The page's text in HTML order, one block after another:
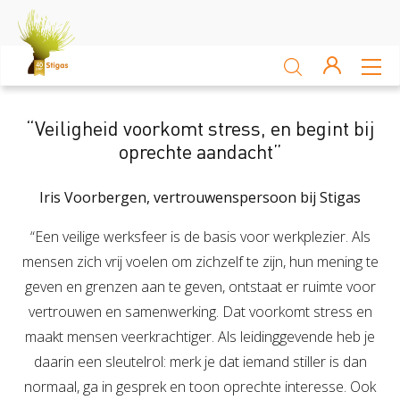
Sectoren
Akkerbouw en vollegrondsteelt Bloembollenteelt en
Veiligheid
Veiligheid
Risico Inventarisatie & Evaluatie (RIE)
Verzuim
Verzuim
Sluiten
“Veiligheid voorkomt stress, en begint bij
oprechte aandacht”
Iris Voorbergen, vertrouwenspersoon bij Stigas
“Een veilige werksfeer is de basis voor werkplezier. Als
mensen zich vrij voelen om zichzelf te zijn, hun mening te
geven en grenzen aan te geven, ontstaat er ruimte voor
vertrouwen en samenwerking. Dat voorkomt stress en
maakt mensen veerkrachtiger. Als leidinggevende heb je
daarin een sleutelrol: merk je dat iemand stiller is dan
normaal, ga in gesprek en toon oprechte interesse. Ook